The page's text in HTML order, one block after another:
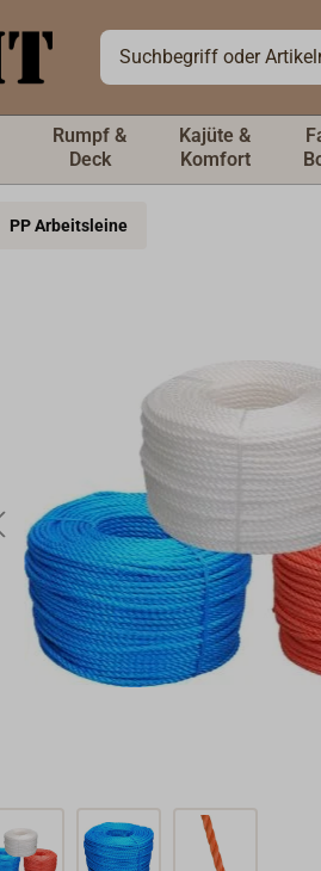
Rumpf &
Deck
Kajüte &
Komfort
PP Arbeitsleine